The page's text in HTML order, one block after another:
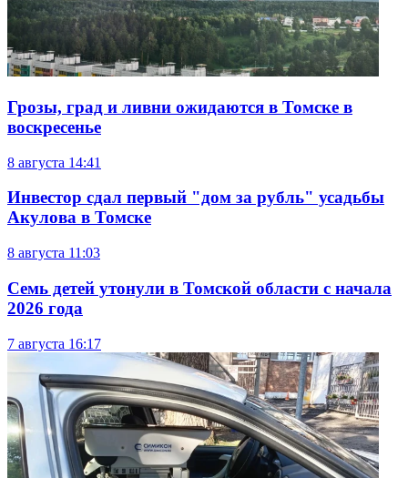
Грозы, град и ливни ожидаются в Томске в
воскресенье
8 августа 14:41
Инвестор сдал первый "дом за рубль" усадьбы
Акулова в Томске
8 августа 11:03
Семь детей утонули в Томской области с начала
2026 года
7 августа 16:17